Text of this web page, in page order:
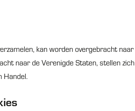
kan worden overgebracht
naar de Verenigde Staten, stellen
Handel.